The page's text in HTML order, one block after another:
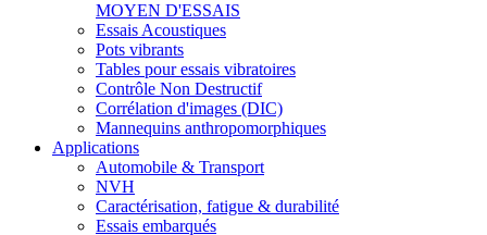
MOYEN D'ESSAIS
Essais Acoustiques
Pots vibrants
Tables pour essais vibratoires
Contrôle Non Destructif
Corrélation d'images (DIC)
Mannequins anthropomorphiques
Applications
Automobile & Transport
NVH
Caractérisation, fatigue & durabilité
Essais embarqués